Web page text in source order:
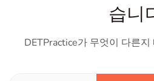
습니
DETPractice가 무엇이 다른